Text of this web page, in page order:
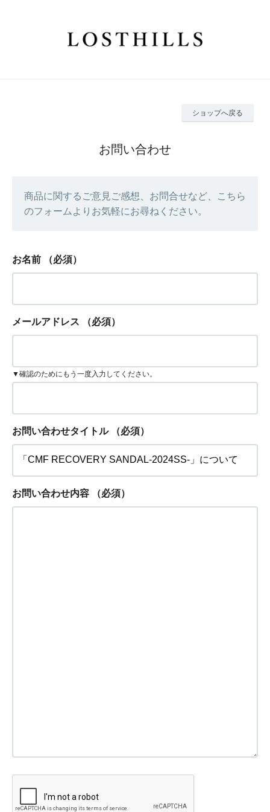
ショップへ戻る
お問い合わせ
商品に関するご意見ご感想、お問合せなど、こちら
のフォームよりお気軽にお尋ねください。
お名前 （必須）
メールアドレス （必須）
▼確認のためにもう一度入力してください。
お問い合わせタイトル （必須）
お問い合わせ内容 （必須）